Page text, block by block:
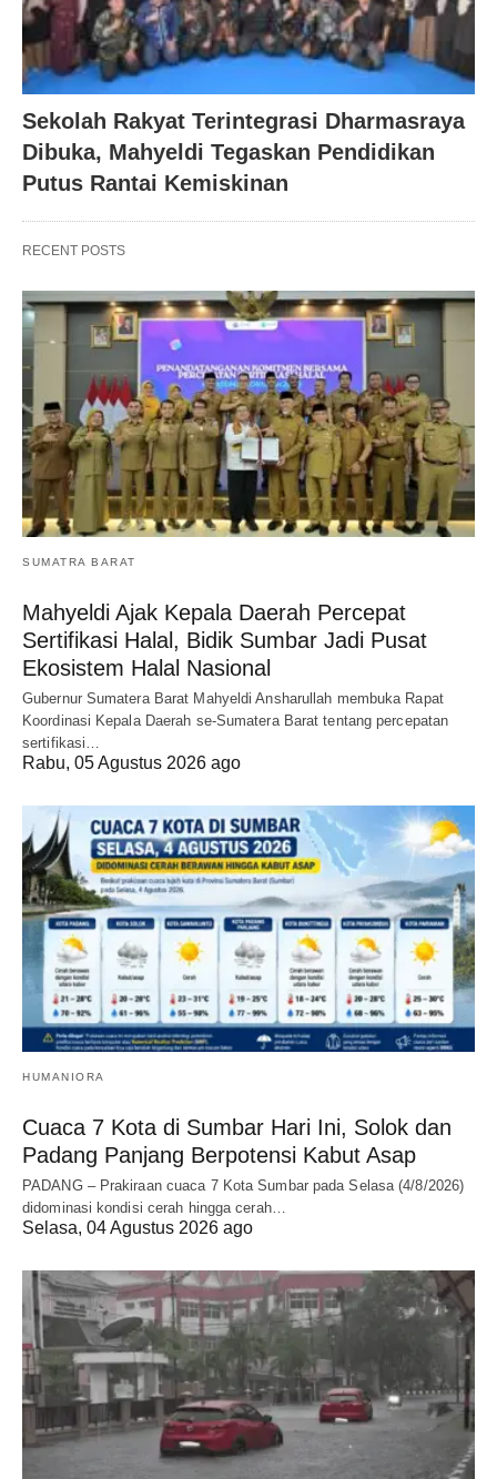
Sekolah Rakyat Terintegrasi Dharmasraya
Dibuka, Mahyeldi Tegaskan Pendidikan
Putus Rantai Kemiskinan
RECENT POSTS
SUMATRA BARAT
Mahyeldi Ajak Kepala Daerah Percepat
Sertifikasi Halal, Bidik Sumbar Jadi Pusat
Ekosistem Halal Nasional
Gubernur Sumatera Barat Mahyeldi Ansharullah membuka Rapat
Koordinasi Kepala Daerah se-Sumatera Barat tentang percepatan
sertifikasi…
Rabu, 05 Agustus 2026 ago
HUMANIORA
Cuaca 7 Kota di Sumbar Hari Ini, Solok dan
Padang Panjang Berpotensi Kabut Asap
PADANG – Prakiraan cuaca 7 Kota Sumbar pada Selasa (4/8/2026)
didominasi kondisi cerah hingga cerah…
Selasa, 04 Agustus 2026 ago